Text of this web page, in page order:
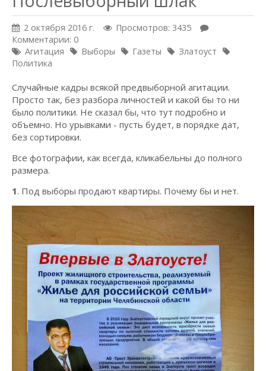
2 октября 2016 г.
Просмотров: 3435
Комментарии: 0
Агитация
Выборы Газеты
Златоуст
Политика
Случайные кадры всякой предвыборной агитации.
Просто так, без разбора личностей и какой бы то ни
было политики. Не сказал бы, что тут подробно и
объемно. Но урывками - пусть будет, в порядке дат,
без сортировки.
Все фотографии, как всегда, кликабельны до полного
размера.
1. Под выборы продают квартиры. Почему бы и нет.